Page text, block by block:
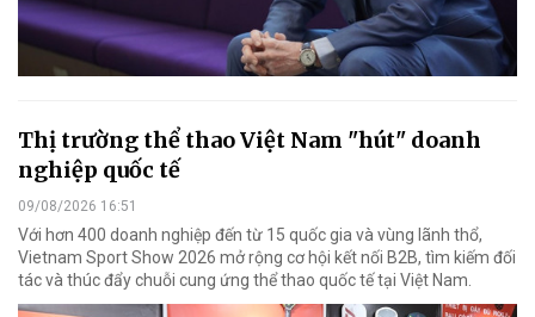
Thị trường thể thao Việt Nam "hút" doanh
nghiệp quốc tế
09/08/2026 16:51
Với hơn 400 doanh nghiệp đến từ 15 quốc gia và vùng lãnh thổ,
Vietnam Sport Show 2026 mở rộng cơ hội kết nối B2B, tìm kiếm đối
tác và thúc đẩy chuỗi cung ứng thể thao quốc tế tại Việt Nam.